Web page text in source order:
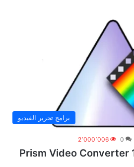
برامج تحرير الفيديو
0 2٬000٬006